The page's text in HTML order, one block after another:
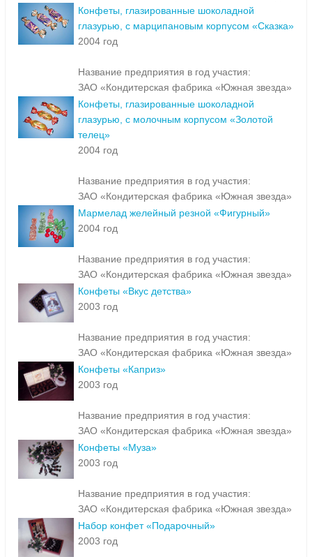
Конфеты, глазированные шоколадной
глазурью, с марципановым корпусом «Сказка»
2004 год
Название предприятия в год участия:
ЗАО «Кондитерская фабрика «Южная звезда»
Конфеты, глазированные шоколадной
глазурью, с молочным корпусом «Золотой
телец»
2004 год
Название предприятия в год участия:
ЗАО «Кондитерская фабрика «Южная звезда»
Мармелад желейный резной «Фигурный»
2004 год
Название предприятия в год участия:
ЗАО «Кондитерская фабрика «Южная звезда»
Конфеты «Вкус детства»
2003 год
Название предприятия в год участия:
ЗАО «Кондитерская фабрика «Южная звезда»
Конфеты «Каприз»
2003 год
Название предприятия в год участия:
ЗАО «Кондитерская фабрика «Южная звезда»
Конфеты «Муза»
2003 год
Название предприятия в год участия:
ЗАО «Кондитерская фабрика «Южная звезда»
Набор конфет «Подарочный»
2003 год